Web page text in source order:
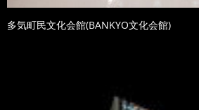
多気町民文化会館(BANKYO文化会館)